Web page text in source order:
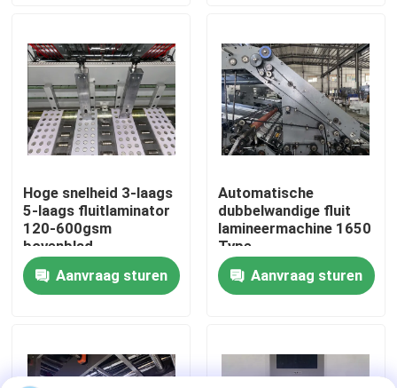
fabriekstour
Kwaliteitscontrole
Neem contact met ons op
Nieuws
Gevallen
De Machine van de fluitlamineerder
Hoge snelheid 3-laags
5-laags fluitlaminator
120-600gsm
bovenblad
Aanvraag sturen
Automatische
dubbelwandige fluit
lamineermachine 1650
Type
Aanvraag sturen